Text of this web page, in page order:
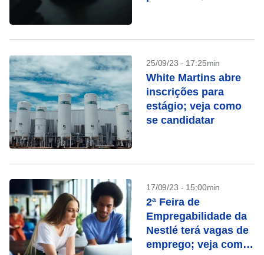
25/09/23 - 17:25min
White Martins abre
inscrições para
estágio; veja como
se candidatar
17/09/23 - 15:00min
2ª Feira de
Empregabilidade da
Nestlé terá vagas de
emprego; veja como